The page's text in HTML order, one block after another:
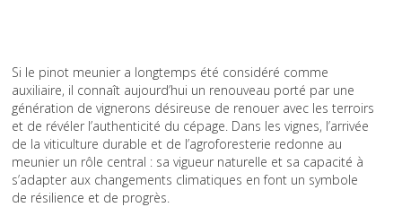
Si le pinot meunier a longtemps été considéré comme
auxiliaire, il connaît aujourd’hui un renouveau porté par une
génération de vignerons désireuse de renouer avec les terroirs
et de révéler l’authenticité du cépage. Dans les vignes, l’arrivée
de la viticulture durable et de l’agroforesterie redonne au
meunier un rôle central : sa vigueur naturelle et sa capacité à
s’adapter aux changements climatiques en font un symbole
de résilience et de progrès.